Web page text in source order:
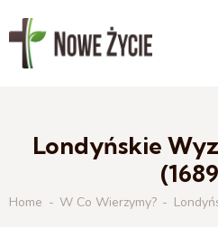
Londyńskie
Home W Co Wierzymy?